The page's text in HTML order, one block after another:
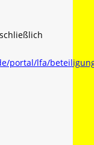
portal/lfa/